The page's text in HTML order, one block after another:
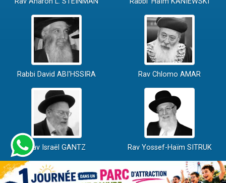
Rabbi David ABI'HSSIRA Rav Chlomo AMAR
Rav Israël GANTZ Rav Yossef-Haïm SITRUK